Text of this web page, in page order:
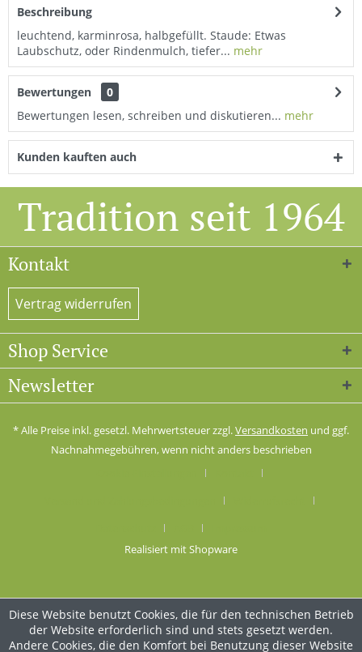
Beschreibung
leuchtend, karminrosa, halbgefüllt. Staude: Etwas
Laubschutz, oder Rindenmulch, tiefer... mehr
Bewertungen
0
Bewertungen lesen, schreiben und diskutieren... mehr
Kunden kauften auch
Tradition seit 1964
Kontakt
Vertrag widerrufen
Shop Service
Newsletter
* Alle Preise inkl. gesetzl. Mehrwertsteuer zzgl.Versandkosten und ggf.
Nachnahmegebühren, wenn nicht anders beschrieben
Realisiert mit Shopware
Diese Website benutzt Cookies, die für den technischen Betrieb
der Website erforderlich sind und stets gesetzt werden.
Andere Cookies, die den Komfort bei Benutzung dieser Website